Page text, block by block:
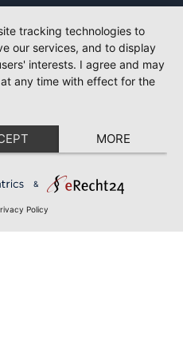
tracking technologies to
our services, and to display
interests. I agree and may
any time with effect for the
MORE
&
Policy